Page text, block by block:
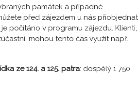
památek a případné
před zájezdem u nás
počítáno v programu zájezdu. Klienti,
mohou tento čas využít např.
ze 124. a 125. patra: dospělý 1 750